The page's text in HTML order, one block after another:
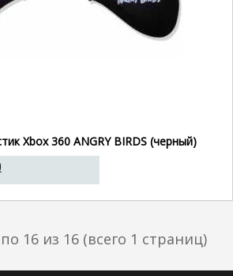
Xbox 360 ANGRY BIRDS (черный)
16 из 16 (всего 1 страниц)